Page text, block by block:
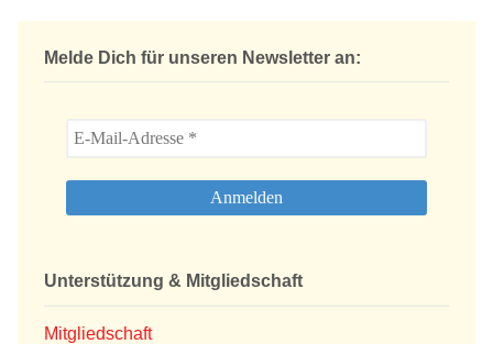
Melde Dich für unseren Newsletter an:
Unterstützung & Mitgliedschaft
Mitgliedschaft